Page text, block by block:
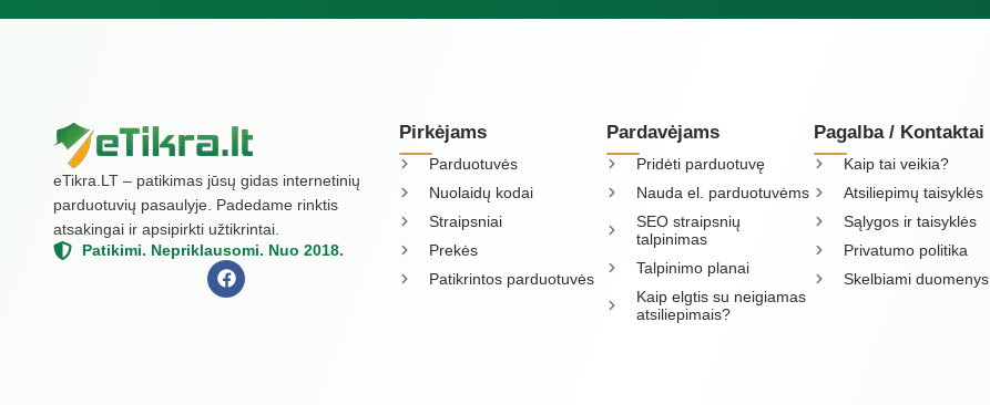
eTikra.LT – patikimas jūsų gidas internetinių
parduotuvių pasaulyje. Padedame rinktis
atsakingai ir apsipirkti užtikrintai.
Patikimi. Nepriklausomi. Nuo 2018.
Pirkėjams
Parduotuvės
Nuolaidų kodai
Straipsniai
Prekės
Patikrintos parduotuvės
Pardavėjams
Pridėti parduotuvę
Nauda el. parduotuvėms
SEO straipsnių
talpinimas
Talpinimo planai
Kaip elgtis su neigiamas
atsiliepimais?
Pagalba / Kontaktai
Kaip tai veikia?
Atsiliepimų taisyklės
Sąlygos ir taisyklės
Privatumo politika
Skelbiami duomenys